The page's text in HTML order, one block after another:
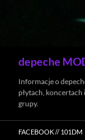
depeche
Informacje o
płytach, koncertach
grupy.
FACEBOOK // 101DM